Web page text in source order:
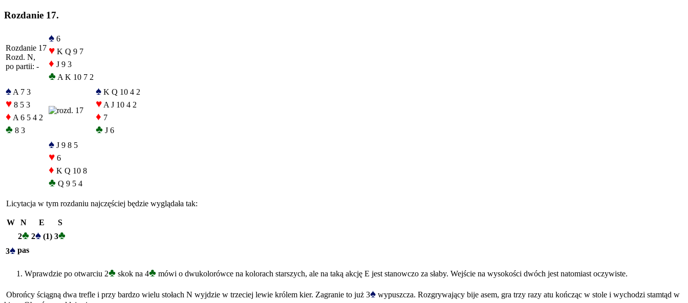
Rozdanie 17.
Rozdanie 17
Rozd. N,
po partii: -
♠ 6
♥ K Q 9 7
♦ J 9 3
♣ A K 10 7 2
♠ A 7 3
♥ 8 5 3
♦ A 6 5 4 2
♣ 8 3
♠ K Q 10 4 2
♥ A J 10 4 2
♦ 7
♣ J 6
♠ J 9 8 5
♥ 6
♦ K Q 10 8
♣ Q 9 5 4
Licytacja w tym rozdaniu najczęściej będzie wyglądała tak:
W N E
S
2♣ 2♠ (1) 3♣
3♠ pas
Wprawdzie po otwarciu 2♣ skok na 4♣ mówi o dwukolorówce na kolorach starszych, ale na taką akcję E jest stanowczo za słaby. Wejście na wysokości dwóch jest natomiast oczywiste.
Obrońcy ściągną dwa trefle i przy bardzo wielu stołach N wyjdzie w trzeciej lewie królem kier. Zagranie to już 3♠ wypuszcza. Rozgrywający bije asem, gra trzy razy atu kończąc w stole i wychodzi stamtąd w